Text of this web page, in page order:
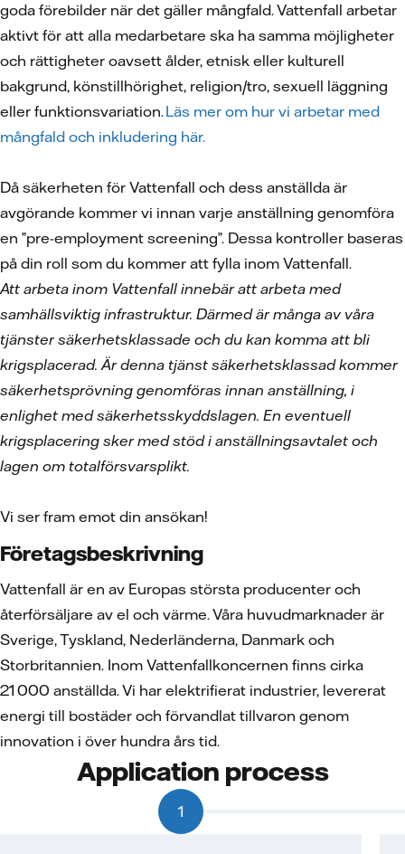
goda förebilder när det gäller mångfald. Vattenfall arbetar
aktivt för att alla medarbetare ska ha samma möjligheter
och rättigheter oavsett ålder, etnisk eller kulturell
bakgrund, könstillhörighet, religion/tro, sexuell läggning
eller funktionsvariation.Läs mer om hur vi arbetar med
mångfald och inkludering här.
Då säkerheten för Vattenfall och dess anställda är
avgörande kommer vi innan varje anställning genomföra
en ”pre-employment screening”. Dessa kontroller baseras
på din roll som du kommer att fylla inom Vattenfall.
Att arbeta inom Vattenfall innebär att arbeta med
samhällsviktig infrastruktur. Därmed är många av våra
tjänster säkerhetsklassade och du kan komma att bli
krigsplacerad. Är denna tjänst säkerhetsklassad kommer
säkerhetsprövning genomföras innan anställning, i
enlighet med säkerhetsskyddslagen. En eventuell
krigsplacering sker med stöd i anställningsavtalet och
lagen om totalförsvarsplikt.
Vi ser fram emot din ansökan!
Företagsbeskrivning
Vattenfall är en av Europas största producenter och
återförsäljare av el och värme. Våra huvudmarknader är
Sverige, Tyskland, Nederländerna, Danmark och
Storbritannien. Inom Vattenfallkoncernen finns cirka
21 000 anställda. Vi har elektrifierat industrier, levererat
energi till bostäder och förvandlat tillvaron genom
innovation i över hundra års tid.
Application process
1